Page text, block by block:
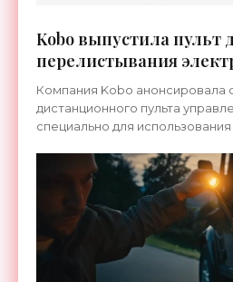
Kobo выпустила пульт
перелистывания
«Гаджеты»
Компания Kobo анонсировала
дистанционного пульта
специально для